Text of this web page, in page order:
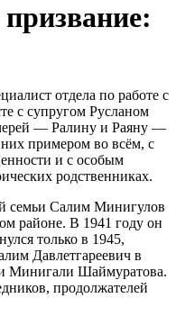
отдела по работе с
с супругом Русланом
— Ралину и Раяну —
них примером во всём, с
и с особым
родственниках.
семьи Салим Минигулов
районе. В 1941 году он
только в 1945,
Давлетгареевич в
Минигали Шаймуратова.
продолжателей